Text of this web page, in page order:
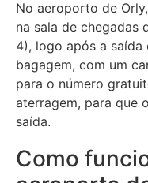
No aeroporto de
na sala de chegadas
4), logo após a
bagagem, com um
para o número
aterragem, para que
saída.
Como